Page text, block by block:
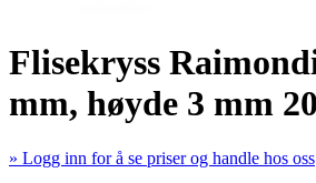
Flisekryss
mm, høyde 3 mm
» Logg inn for å se priser og handle hos oss